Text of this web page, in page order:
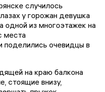
случилось
у горожан девушка
одной из многоэтажек на
места
поделились очевидцы в
на краю балкона
стоящие внизу,